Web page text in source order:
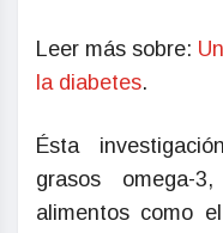
Leer más sobre:
la diabetes.
Ésta
grasos
alimentos como